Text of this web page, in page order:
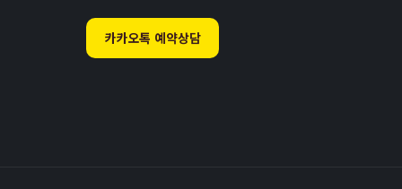
카카오톡 예약상담